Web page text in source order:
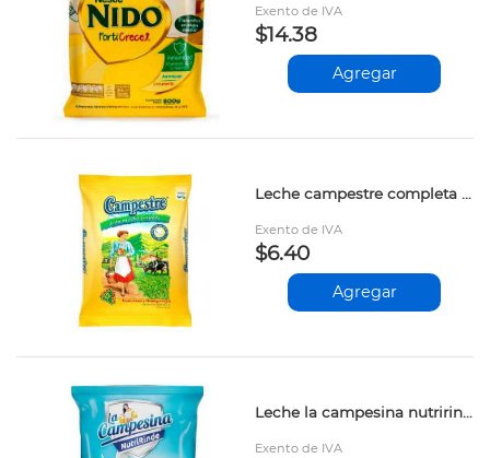
Exento de IVA
$14.38
Agregar
Leche campestre completa 400gr
Exento de IVA
$6.40
Agregar
Leche la campesina nutririnde 400gr 12527908
Exento de IVA